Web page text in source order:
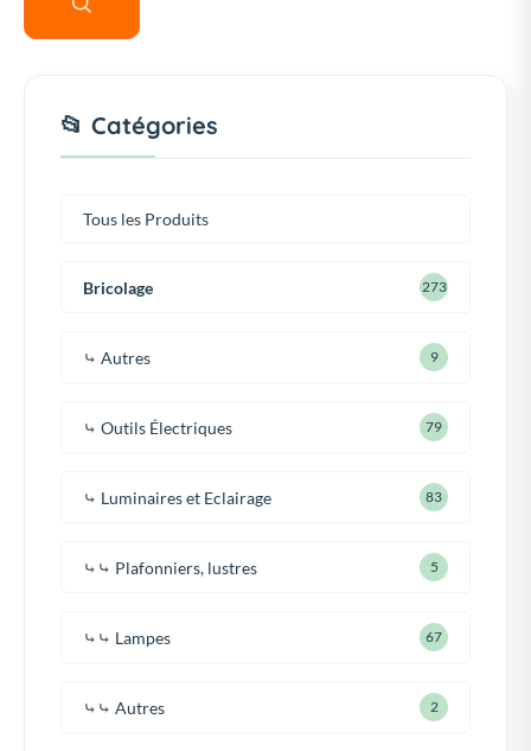
📂 Catégories
Tous les Produits
Bricolage 273
⤷ Autres 9
⤷ Outils Électriques 79
⤷ Luminaires et Eclairage 83
⤷⤷ Plafonniers, lustres 5
⤷⤷ Lampes 67
⤷⤷ Autres 2